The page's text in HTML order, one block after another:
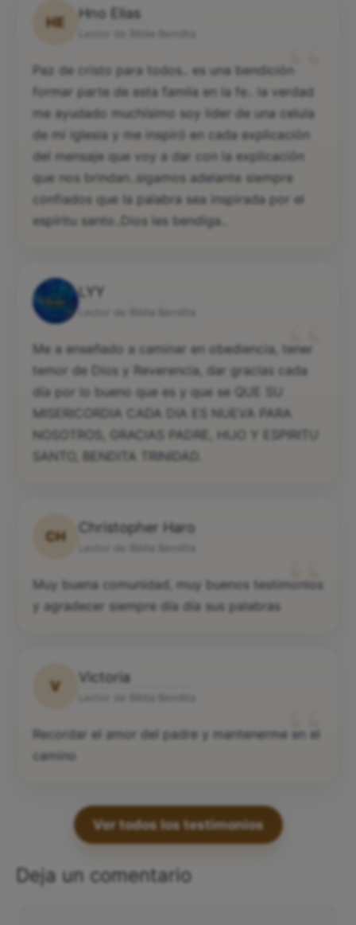
HE
Hno Elias
“
Paz de cristo para todos.. es una bendición
formar parte de esta famila en la fe.. la verdad
me ayudado muchísimo soy lider de una celula
de mi iglesia y me inspiró en cada explicación
del mensaje que voy a dar con la explicación
que nos brindan..sigamos adelante siempre
confiados que la palabra sea inspirada por el
espíritu santo..Dios les bendiga..
LYY
“
Me a enseñado a caminar en obediencia, tener
temor de Dios y Reverencia, dar gracias cada
día por lo bueno que es y que se QUE SU
MISERICORDIA CADA DIA ES NUEVA PARA
NOSOTROS, GRACIAS PADRE, HIJO Y ESPIRITU
SANTO, BENDITA TRINIDAD.
CH
Christopher Haro
“
Muy buena comunidad, muy buenos testimonios
y agradecer siempre día día sus palabras
V
Victoria
“
Recordar el amor del padre y mantenerme en el
camino
Ver todos los testimonios
Deja un comentario